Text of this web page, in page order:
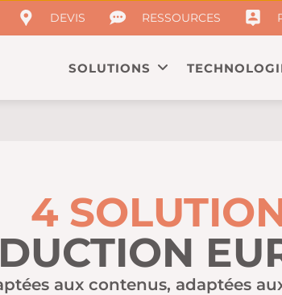
DEVIS RESSOURCES
SOLUTIONS
4
aux contenus, adaptées